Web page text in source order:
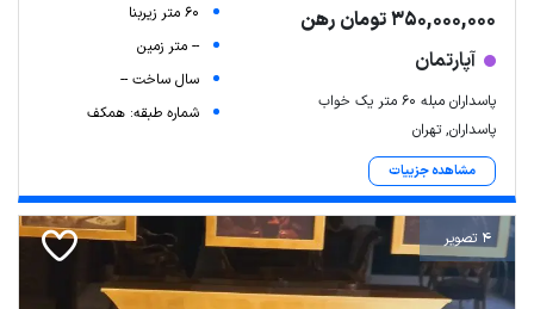
350,000,000 تومان رهن
آپارتمان
پاسداران مبله ۶۰ متر یک خواب
پاسداران, تهران
مشاهده جزییات
60 متر زیربنا
-- متر زمین
سال ساخت --
شماره طبقه: همکف
4 تصویر